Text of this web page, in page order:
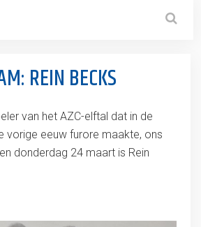
REIN BECKS
van het AZC-elftal dat in de
vorige eeuw furore maakte, ons
donderdag 24 maart is Rein